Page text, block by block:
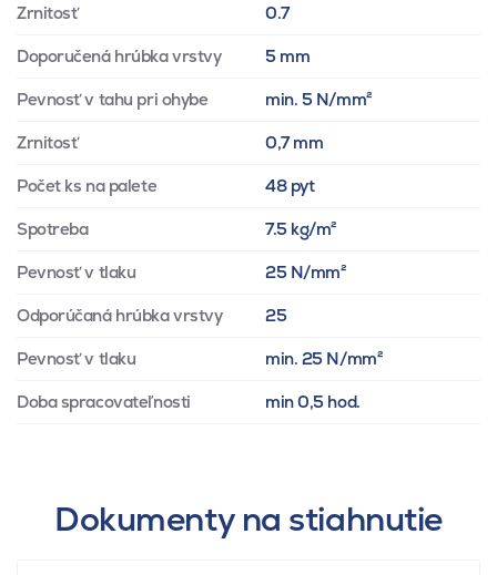
Zrnitosť 0.7
Doporučená hrúbka vrstvy 5 mm
Pevnosť v tahu pri ohybe min. 5 N/mm²
Zrnitosť 0,7 mm
Počet ks na palete 48 pyt
Spotreba 7.5 kg/m²
Pevnosť v tlaku 25 N/mm²
Odporúčaná hrúbka vrstvy 25
Pevnosť v tlaku min. 25 N/mm²
Doba spracovateľnosti min 0,5 hod.
Dokumenty na stiahnutie